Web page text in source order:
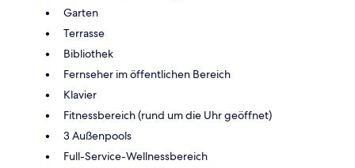
Garten
Terrasse
Bibliothek
Fernseher im öffentlichen Bereich
Klavier
Fitnessbereich (rund um die Uhr geöffnet)
3 Außenpools
Full-Service-Wellnessbereich